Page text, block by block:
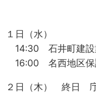
１日（水）
14:30 石井町建
16:00 名西地区保
２日（木） 終日